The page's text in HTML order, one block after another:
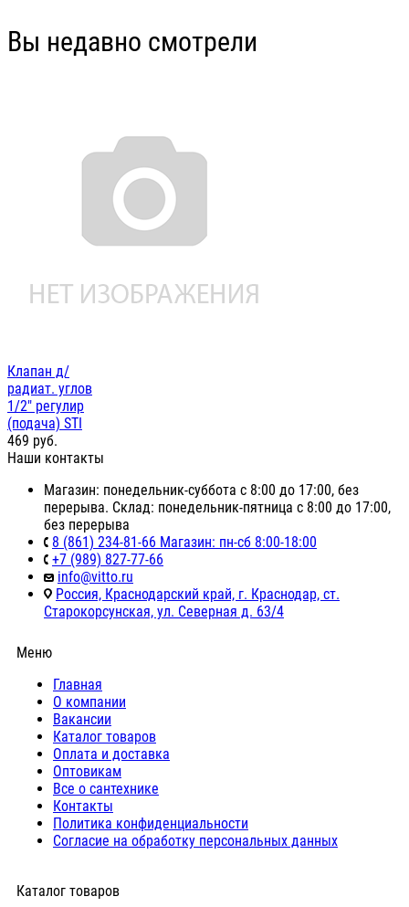
Вы недавно смотрели
Клапан д/
радиат. углов
1/2" регулир
(подача) STI
469 руб.
Наши контакты
Магазин: понедельник-суббота с 8:00 до 17:00, без
перерыва. Склад: понедельник-пятница с 8:00 до 17:00,
без перерыва
8 (861) 234-81-66 Магазин: пн-сб 8:00-18:00
+7 (989) 827-77-66
info@vitto.ru
Россия, Краснодарский край, г. Краснодар, ст.
Старокорсунская, ул. Северная д. 63/4
Меню
Главная
О компании
Вакансии
Каталог товаров
Оплата и доставка
Оптовикам
Все о сантехнике
Контакты
Политика конфиденциальности
Согласие на обработку персональных данных
Каталог товаров